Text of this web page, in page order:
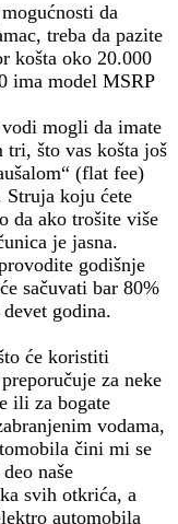
da
treba da pazite
košta oko 20.000
ima model MSRP
mogli da imate
tri, što vas košta još
(flat fee)
Struja koju ćete
da ako trošite više
je jasna.
godišnje
sačuvati bar 80%
godina.
će koristiti
za neke
ili za bogate
vodama,
čini mi se
naše
svih otkrića, a
automobila